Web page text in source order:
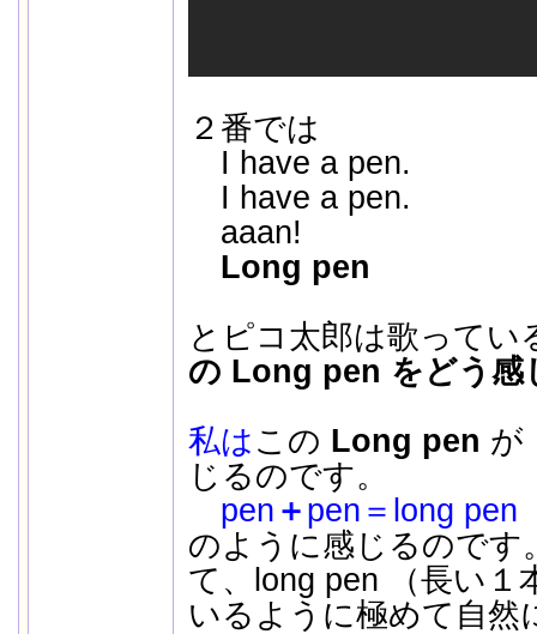
２番では
I have a pen.
I have a pen.
aaan!
Long pen
とピコ太郎は歌ってい
の Long pen をどう感
私は この Long pen が
じるのです。
pen ＋ pen＝long pen
のように感じるのです
て、long pen （長い１
いるように極めて自然